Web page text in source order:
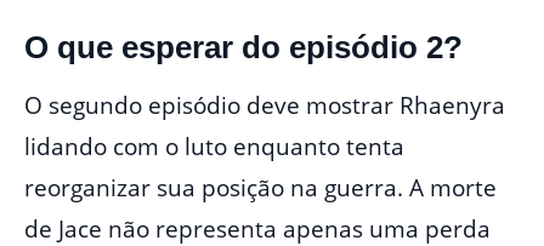
O que esperar do episódio 2?
O segundo episódio deve mostrar Rhaenyra
lidando com o luto enquanto tenta
reorganizar sua posição na guerra. A morte
de Jace não representa apenas uma perda